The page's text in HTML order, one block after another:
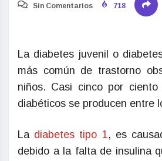
Sin Comentarios 718
La diabetes juvenil o
más común de trastorno
niños. Casi cinco por
diabéticos se producen entre
La diabetes tipo 1, es
debido a la falta de insulina